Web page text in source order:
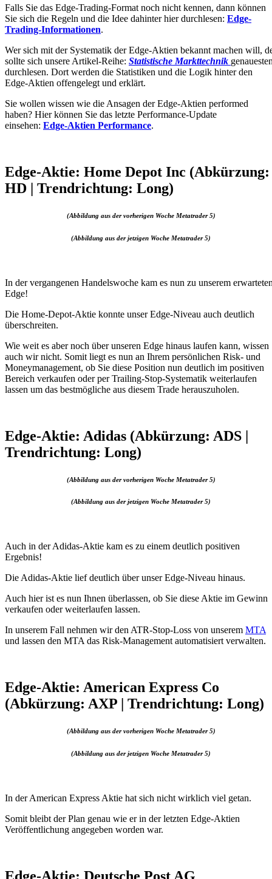
Falls Sie das Edge-Trading-Format noch nicht kennen, dann können
Sie sich die Regeln und die Idee dahinter hier durchlesen: Edge-
Trading-Informationen.
Wer sich mit der Systematik der Edge-Aktien bekannt machen will,
sollte sich unsere Artikel-Reihe: Statistische Markttechnik
durchlesen. Dort werden die Statistiken und die Logik hinter den
Edge-Aktien offengelegt und erklärt.
Sie wollen wissen wie die Ansagen der Edge-Aktien performed
haben? Hier können Sie das letzte Performance-Update
einsehen: Edge-Aktien Performance.
Edge-Aktie: Home Depot Inc (Abkürzung:
HD | Trendrichtung: Long)
(Abbildung aus der vorherigen Woche Metatrader 5)
(Abbildung aus der jetzigen Woche Metatrader 5)
In der vergangenen Handelswoche kam es nun zu unserem
Edge!
Die Home-Depot-Aktie konnte unser Edge-Niveau auch deutlich
überschreiten.
Wie weit es aber noch über unseren Edge hinaus laufen kann, wissen
auch wir nicht. Somit liegt es nun an Ihrem persönlichen Risk- und
Moneymanagement, ob Sie diese Position nun deutlich im positiven
Bereich verkaufen oder per Trailing-Stop-Systematik weiterlaufen
lassen um das bestmögliche aus diesem Trade herauszuholen.
Edge-Aktie: Adidas (Abkürzung: ADS |
Trendrichtung: Long)
(Abbildung aus der vorherigen Woche Metatrader 5)
(Abbildung aus der jetzigen Woche Metatrader 5)
Auch in der Adidas-Aktie kam es zu einem deutlich positiven
Ergebnis!
Die Adidas-Aktie lief deutlich über unser Edge-Niveau hinaus.
Auch hier ist es nun Ihnen überlassen, ob Sie diese Aktie im Gewinn
verkaufen oder weiterlaufen lassen.
In unserem Fall nehmen wir den ATR-Stop-Loss von unserem MTA
und lassen den MTA das Risk-Management automatisiert verwalten.
Edge-Aktie: American Express Co
(Abkürzung: AXP | Trendrichtung: Long)
(Abbildung aus der vorherigen Woche Metatrader 5)
(Abbildung aus der jetzigen Woche Metatrader 5)
In der American Express Aktie hat sich nicht wirklich viel getan.
Somit bleibt der Plan genau wie er in der letzten Edge-Aktien
Veröffentlichung angegeben worden war.